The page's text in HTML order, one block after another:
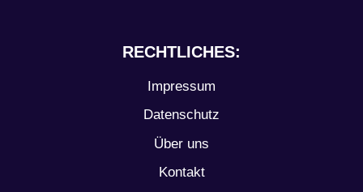
RECHTLICHES:
Impressum
Datenschutz
Über uns
Kontakt